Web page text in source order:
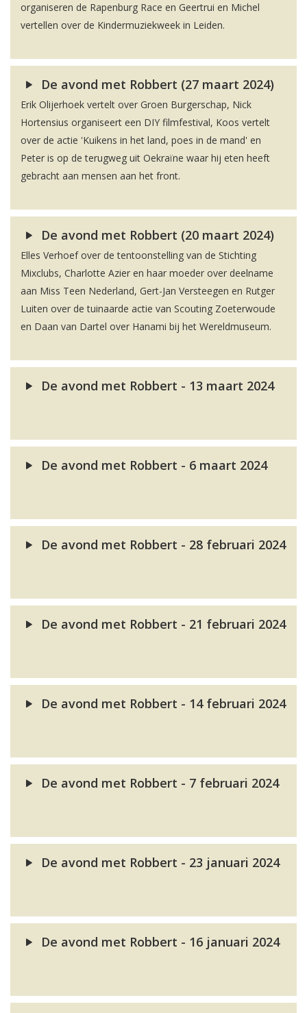
organiseren de Rapenburg Race en Geertrui en Michel
vertellen over de Kindermuziekweek in Leiden.
De avond met Robbert (27 maart 2024)
Erik Olijerhoek vertelt over Groen Burgerschap, Nick
Hortensius organiseert een DIY filmfestival, Koos vertelt
over de actie 'Kuikens in het land, poes in de mand' en
Peter is op de terugweg uit Oekraïne waar hij eten heeft
gebracht aan mensen aan het front.
De avond met Robbert (20 maart 2024)
Elles Verhoef over de tentoonstelling van de Stichting
Mixclubs, Charlotte Azier en haar moeder over deelname
aan Miss Teen Nederland, Gert-Jan Versteegen en Rutger
Luiten over de tuinaarde actie van Scouting Zoeterwoude
en Daan van Dartel over Hanami bij het Wereldmuseum.
De avond met Robbert - 13 maart 2024
De avond met Robbert - 6 maart 2024
De avond met Robbert - 28 februari 2024
De avond met Robbert - 21 februari 2024
De avond met Robbert - 14 februari 2024
De avond met Robbert - 7 februari 2024
De avond met Robbert - 23 januari 2024
De avond met Robbert - 16 januari 2024